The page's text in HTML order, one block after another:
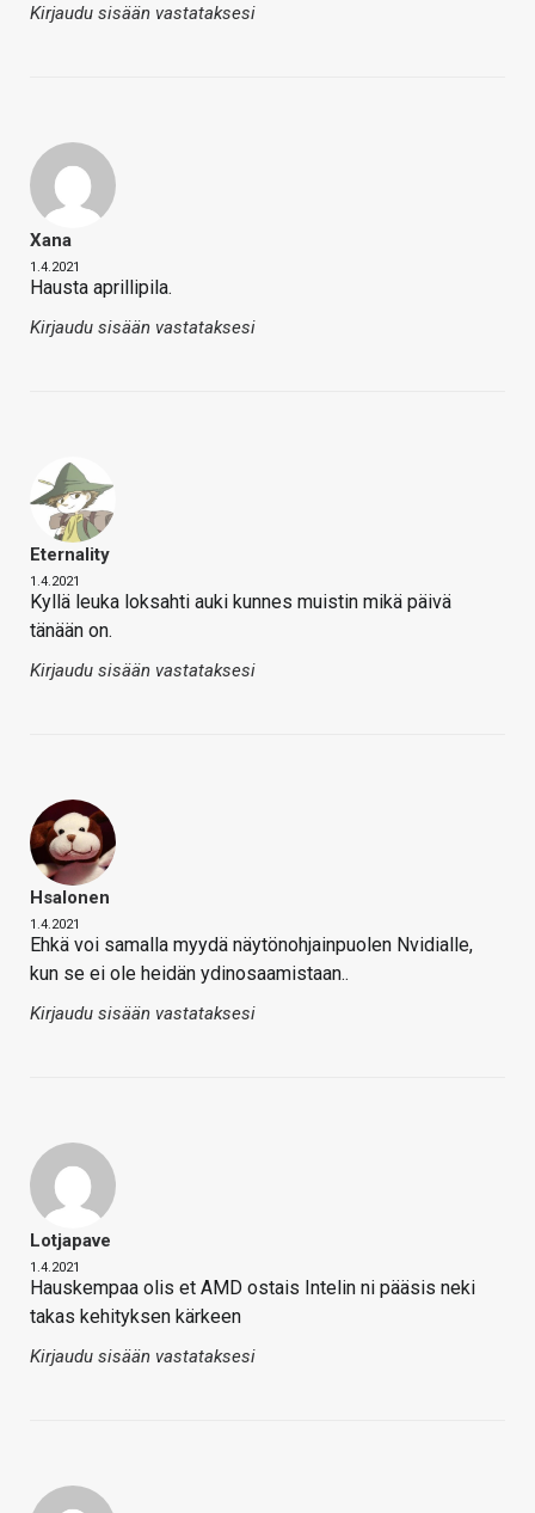
Kirjaudu sisään vastataksesi
Xana
1.4.2021
Hausta aprillipila.
Kirjaudu sisään vastataksesi
Eternality
1.4.2021
Kyllä leuka loksahti auki kunnes muistin mikä päivä
tänään on.
Kirjaudu sisään vastataksesi
Hsalonen
1.4.2021
Ehkä voi samalla myydä näytönohjainpuolen Nvidialle,
kun se ei ole heidän ydinosaamistaan..
Kirjaudu sisään vastataksesi
Lotjapave
1.4.2021
Hauskempaa olis et AMD ostais Intelin ni pääsis neki
takas kehityksen kärkeen
Kirjaudu sisään vastataksesi